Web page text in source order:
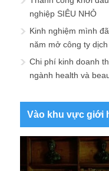
nghiệp SIÊU NHỎ
Kinh nghiệm mình
năm mở công ty
Chi phí kinh doanh
ngành health và
Vào khu vực giới